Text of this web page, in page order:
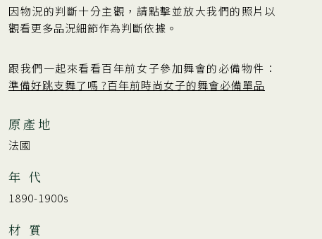
因物況的判斷十分主觀，請點擊並放大我們的照片以
觀看更多品況細節作為判斷依據。
跟我們一起來看看百年前女子參加舞會的必備物件：
準備好跳支舞了嗎 ?百年前時尚女子的舞會必備單品
原產地
法國
年 代
1890-1900s
材 質